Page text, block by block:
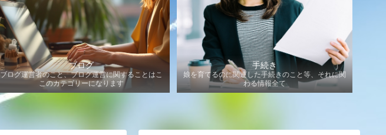
ブログ
ブログ運営者のこと、ブログ運営に関することはこ
このカテゴリーになります
手続き
娘を育てるのに関連した手続きのこと等、それに関
わる情報全て